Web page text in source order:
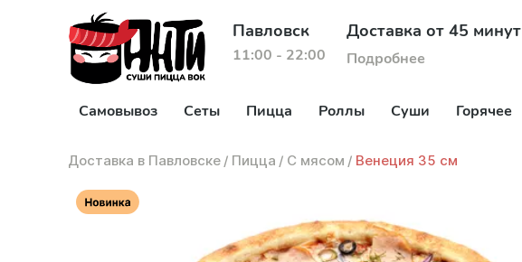
Павловск
11:00 - 22:00
Доставка от 45 минут
Подробнее
Самовывоз Сеты Пицца Роллы Суши Горячее
Доставка в Павловске / Пицца / С мясом / Венеция 35 см